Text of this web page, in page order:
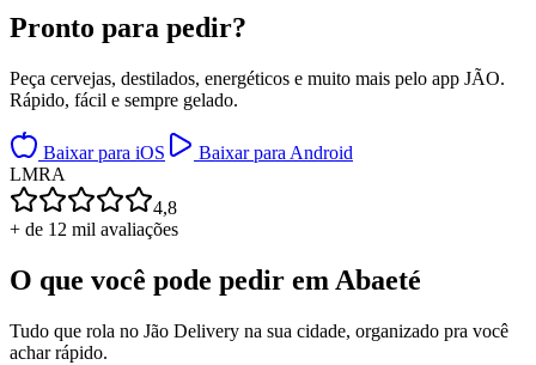
Pronto para pedir?
Peça cervejas, destilados, energéticos e muito mais pelo app JÃO.
Rápido, fácil e sempre gelado.
Baixar para iOS
Baixar para Android
LMRA
4,8
+ de 12 mil avaliações
O que você pode pedir emAbaeté
Tudo que rola no Jão Delivery na sua cidade, organizado pra você
achar rápido.